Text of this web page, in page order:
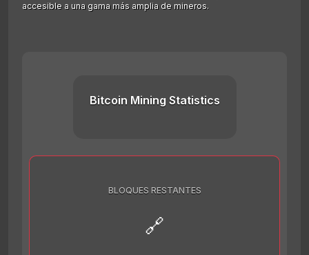
accesible a una gama más amplia de mineros.
Bitcoin Mining Statistics
BLOQUES RESTANTES
🔗